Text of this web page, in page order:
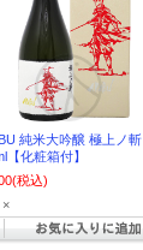
純米大吟醸 極上ノ斬
【化粧箱付】
(税込)
×